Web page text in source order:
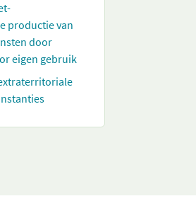
productie van
door
eigen gebruik